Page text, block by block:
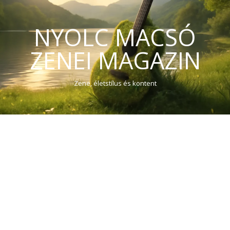
NYOLC MACSÓ
ZENEI MAGAZIN
Zene, életstílus és kontent